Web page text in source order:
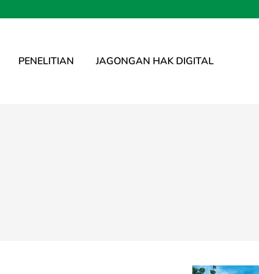
PENELITIAN JAGONGAN HAK DIGITAL